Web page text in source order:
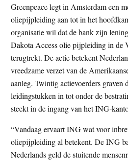
i
t
e
z
e
s
i
t
e
Greenpeace legt in Amsterdam een
oliepijpleiding aan tot in het
organisatie wil dat de bank zijn
Dakota Access olie pijpleiding in de
terugtrekt. De actie betekent
vreedzame verzet van de
aanleg. Twintig actievoerders graven
leidingstukken in tot onder de
steekt in de ingang van het ING-
“Vandaag ervaart ING wat voor
oliepijpleiding al betekent. De ING
Nederlands geld de stuitende